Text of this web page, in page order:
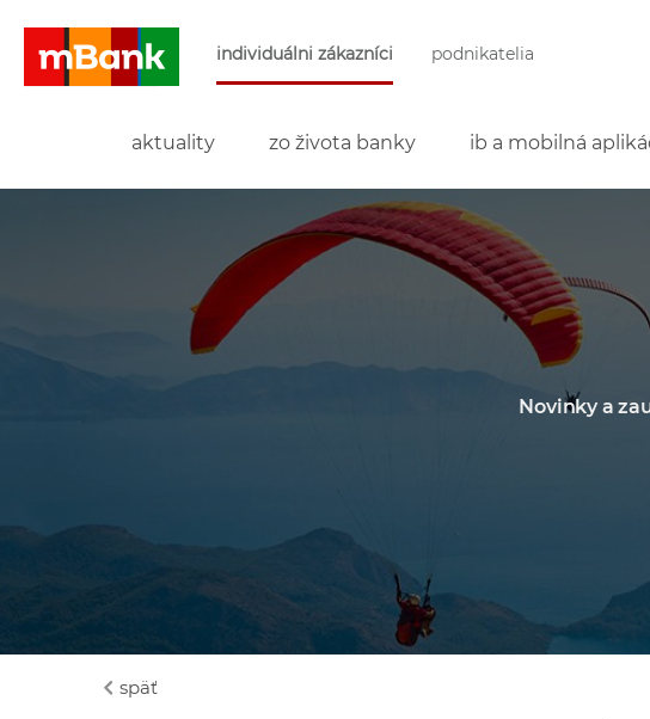
individuálni zákazníci podnikatelia
aktuality zo života banky ib a mobilná
Novinky a
späť